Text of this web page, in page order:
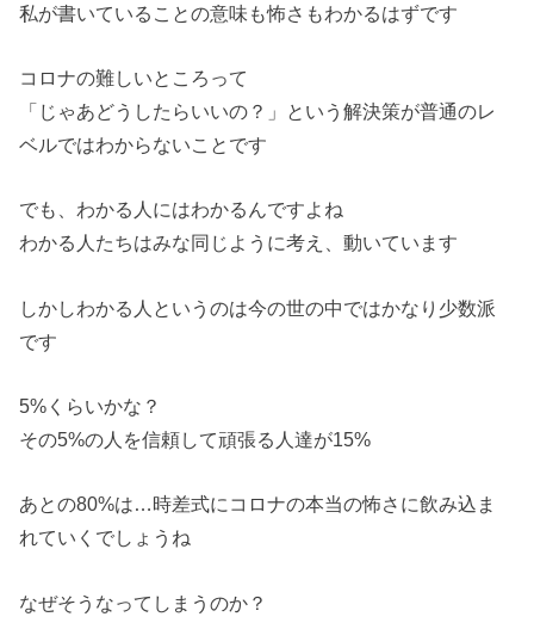
私が書いていることの意味も怖さもわかるはずです
コロナの難しいところって
「じゃあどうしたらいいの？」という解決策が普通のレ
ベルではわからないことです
でも、わかる人にはわかるんですよね
わかる人たちはみな同じように考え、動いています
しかしわかる人というのは今の世の中ではかなり少数派
です
5%くらいかな？
その5%の人を信頼して頑張る人達が15%
あとの80%は…時差式にコロナの本当の怖さに飲み込ま
れていくでしょうね
なぜそうなってしまうのか？